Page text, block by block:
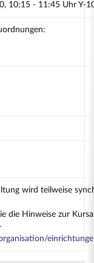
10:15 - 11:45 Uhr Y-
wird teilweise
die Hinweise zur